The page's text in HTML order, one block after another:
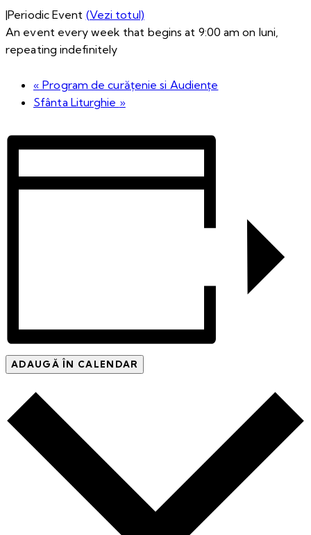
|Periodic Event (Vezi totul)
An event every week that begins at 9:00 am on luni,
repeating indefinitely
« Program de curățenie si Audiențe
Sfânta Liturghie »
ADAUGĂ ÎN CALENDAR